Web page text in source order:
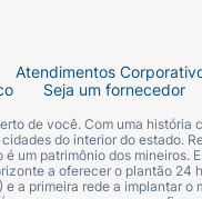
Atendimentos
Seja um fornecedor
de você. Com uma
do interior do estado.
um patrimônio dos mineiros.
a oferecer o plantão
a primeira rede a implantar